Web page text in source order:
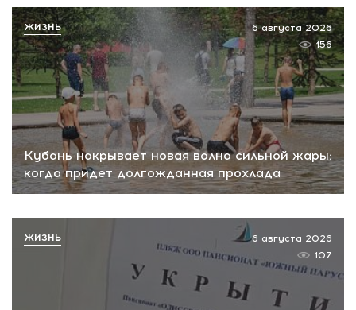
Кубань накрывает новая волна сильной жары:
когда придет долгожданная прохлада
6 августа 2026
156
ЖИЗНЬ
6 августа 2026
107
ЖИЗНЬ